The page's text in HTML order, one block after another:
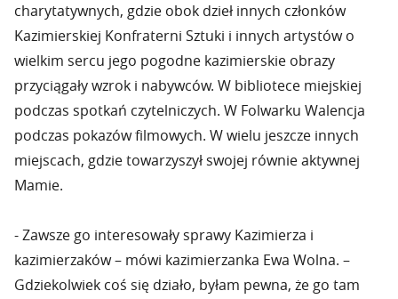
charytatywnych, gdzie obok dzieł innych członków
Kazimierskiej Konfraterni Sztuki i innych artystów o
wielkim sercu jego pogodne kazimierskie obrazy
przyciągały wzrok i nabywców. W bibliotece miejskiej
podczas spotkań czytelniczych. W Folwarku Walencja
podczas pokazów filmowych. W wielu jeszcze innych
miejscach, gdzie towarzyszył swojej równie aktywnej
Mamie.
- Zawsze go interesowały sprawy Kazimierza i
kazimierzaków – mówi kazimierzanka Ewa Wolna. –
Gdziekolwiek coś się działo, byłam pewna, że go tam